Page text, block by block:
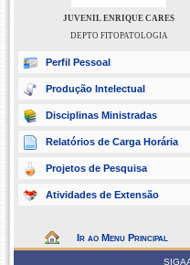
JUVENIL ENRIQUE CARES
DEPTO FITOPATOLOGIA
Perfil Pessoal
Produção Intelectual
Disciplinas Ministradas
Relatórios de Carga Horária
Projetos de Pesquisa
Atividades de Extensão
Ir ao Menu Principal